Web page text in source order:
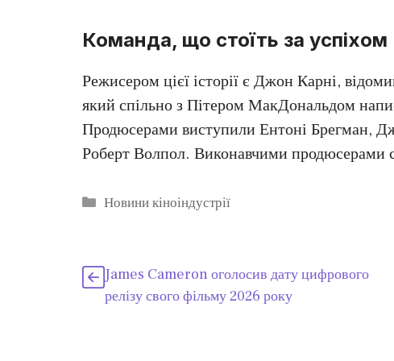
Команда, що стоїть за успіхом
Режисером цієї історії є Джон Карні,
який спільно з Пітером МакДональдом
Продюсерами виступили Ентоні Брегман,
Роберт Волпол. Виконавчими продюсерами
Категорії
Новини кіноіндустрії
James Cameron оголосив дату цифрового
релізу свого фільму 2026 року